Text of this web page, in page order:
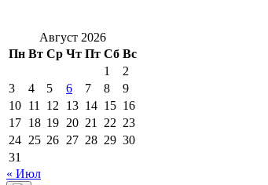
Август 2026
Пн Вт Ср Чт Пт Сб Вс
1
2
3
4 5 6 7 8
9
10 11 12 13 14 15 16
17 18 19 20 21 22 23
24 25 26 27 28 29 30
31
« Июл